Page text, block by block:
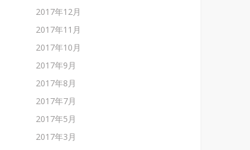
2017年12月
2017年11月
2017年10月
2017年9月
2017年8月
2017年7月
2017年5月
2017年3月